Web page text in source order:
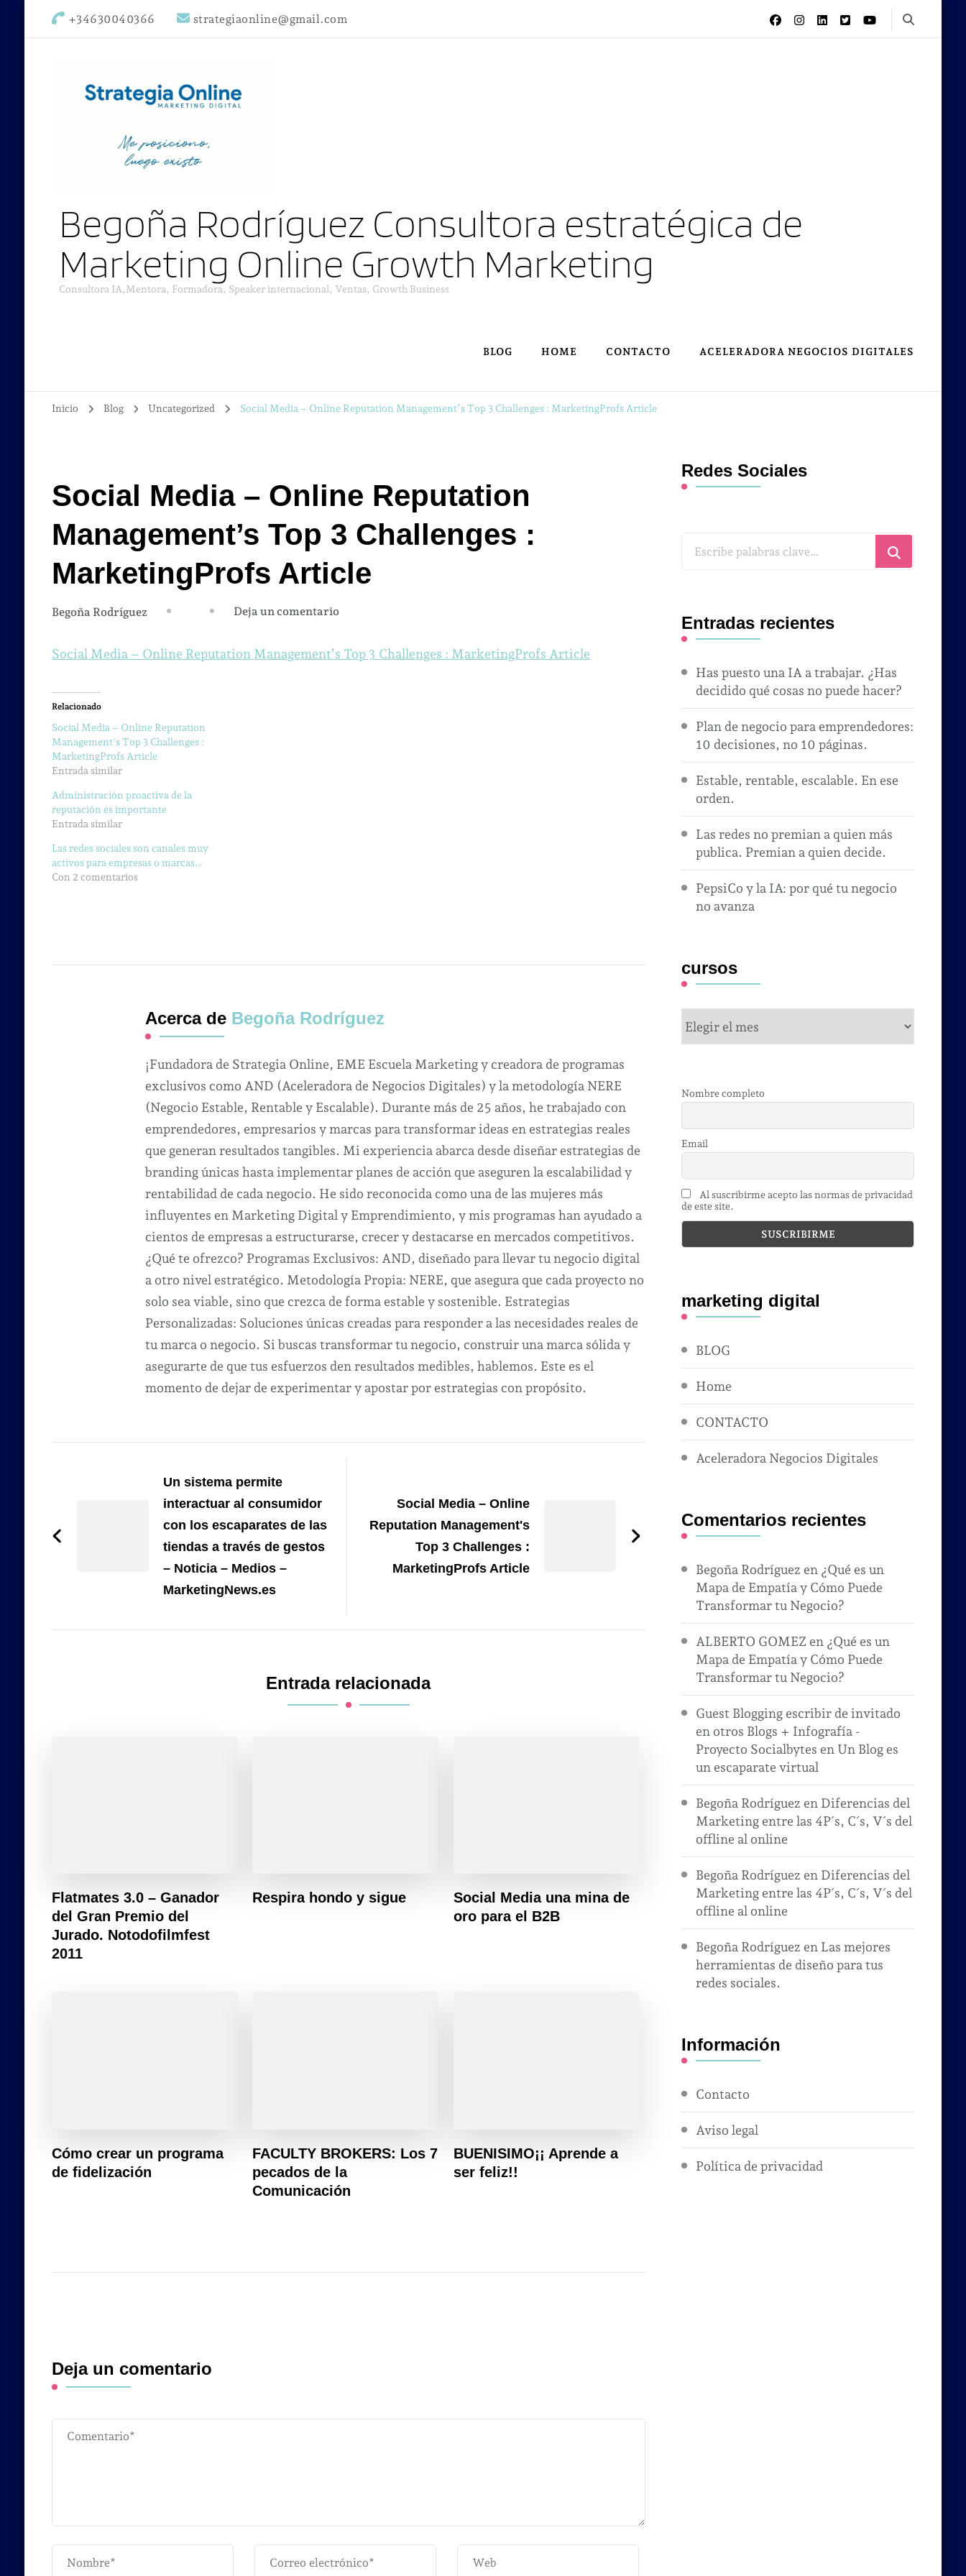
+34630040366 strategiaonline@gmail.com
Begoña Rodríguez Consultora estratégica de
Marketing Online Growth Marketing
Consultora IA,Mentora, Formadora, Speaker internacional, Ventas, Growth Business
BLOG HOME CONTACTO ACELERADORA NEGOCIOS DIGITALES
Inicio Blog Uncategorized Social Media – Online Reputation Management’s Top 3 Challenges : MarketingProfs Article
Social Media – Online Reputation
Management’s Top 3 Challenges :
MarketingProfs Article
Begoña Rodríguez Deja un comentarioen
Media
Social Media – Online Reputation Management’s Top 3 Challenges : MarketingProfs Article
Relacionado
Social Media – Online Reputation
Management's Top 3 Challenges :
MarketingProfs Article
Entrada similar
Administración proactiva de la
reputación es importante
Entrada similar
Las redes sociales son canales muy
activos para empresas o marcas…
Con 2 comentarios
Acerca de Begoña Rodríguez
¡Fundadora de Strategia Online, EME Escuela Marketing y creadora de programas
exclusivos como AND (Aceleradora de Negocios Digitales) y la metodología NERE
(Negocio Estable, Rentable y Escalable). Durante más de 25 años, he trabajado con
emprendedores, empresarios y marcas para transformar ideas en estrategias reales
que generan resultados tangibles. Mi experiencia abarca desde diseñar estrategias de
branding únicas hasta implementar planes de acción que aseguren la escalabilidad y
rentabilidad de cada negocio. He sido reconocida como una de las mujeres más
influyentes en Marketing Digital y Emprendimiento, y mis programas han ayudado a
cientos de empresas a estructurarse, crecer y destacarse en mercados competitivos.
¿Qué te ofrezco? Programas Exclusivos: AND, diseñado para llevar tu negocio digital
a otro nivel estratégico. Metodología Propia: NERE, que asegura que cada proyecto no
solo sea viable, sino que crezca de forma estable y sostenible. Estrategias
Personalizadas: Soluciones únicas creadas para responder a las necesidades reales de
tu marca o negocio. Si buscas transformar tu negocio, construir una marca sólida y
asegurarte de que tus esfuerzos den resultados medibles, hablemos. Este es el
momento de dejar de experimentar y apostar por estrategias con propósito.
Un sistema permite
interactuar al consumidor
con los escaparates de las
tiendas a través de gestos
– Noticia – Medios –
MarketingNews.es
Social Media – Online
Reputation Management's
Top 3 Challenges :
MarketingProfs Article
Entrada relacionada
Flatmates 3.0 – Ganador
del Gran Premio del
Jurado. Notodofilmfest
2011
Respira hondo y sigue
Social Media una mina de
oro para el B2B
Cómo crear un programa
de fidelización
FACULTY BROKERS: Los 7
pecados de la
Comunicación
BUENISIMO¡¡ Aprende a
ser feliz!!
Deja un comentario
Redes Sociales
¿Buscas
Entradas recientes
Has puesto una IA a trabajar. ¿Has
decidido qué cosas no puede hacer?
Plan de negocio para emprendedores:
10 decisiones, no 10 páginas.
Estable, rentable, escalable. En ese
orden.
Las redes no premian a quien más
publica. Premian a quien decide.
PepsiCo y la IA: por qué tu negocio
no avanza
cursos
cursos
Nombre completo
Email
Al suscribirme acepto las normas de privacidad
de este site.
marketing digital
BLOG
Home
CONTACTO
Aceleradora Negocios Digitales
Comentarios recientes
Begoña Rodríguez en ¿Qué es un
Mapa de Empatía y Cómo Puede
Transformar tu Negocio?
ALBERTO GOMEZ en ¿Qué es un
Mapa de Empatía y Cómo Puede
Transformar tu Negocio?
Guest Blogging escribir de invitado
en otros Blogs + Infografía -
Proyecto Socialbytes en Un Blog es
un escaparate virtual
Begoña Rodríguez en Diferencias del
Marketing entre las 4P´s, C´s, V´s del
offline al online
Begoña Rodríguez en Diferencias del
Marketing entre las 4P´s, C´s, V´s del
offline al online
Begoña Rodríguez en Las mejores
herramientas de diseño para tus
redes sociales.
Información
Contacto
Aviso legal
Política de privacidad